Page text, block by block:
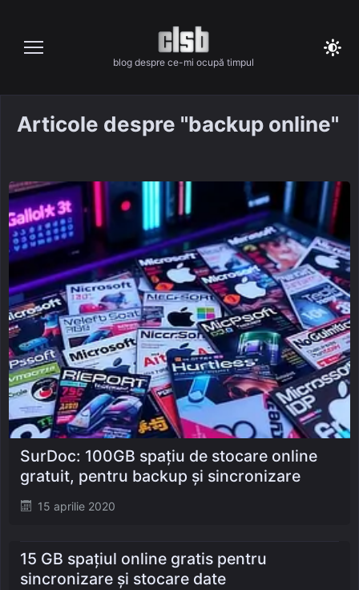
content
blog despre ce-mi ocupă timpul
Articole despre "backup online"
Posted
15 aprilie 2020
SurDoc: 100GB spațiu de stocare online
gratuit, pentru backup și sincronizare
15 GB spațiul online gratis pentru
sincronizare și stocare date